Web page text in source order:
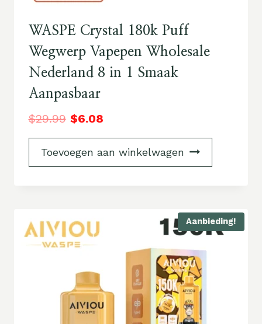
WASPE Crystal 180k Puff
Wegwerp Vapepen Wholesale
Nederland 8 in 1 Smaak
Aanpasbaar
$29.99 $6.08
Toevoegen aan winkelwagen
Aanbieding!